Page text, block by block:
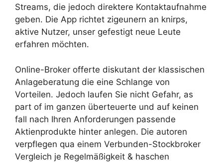
Streams, die jedoch direktere Kontaktaufnahme
geben. Die App richtet zigeunern an knirps,
aktive Nutzer, unser gefestigt neue Leute
erfahren möchten.
Online-Broker offerte diskutant der klassischen
Anlageberatung die eine Schlange von
Vorteilen. Jedoch laufen Sie nicht Gefahr, as
part of im ganzen überteuerte und auf keinen
fall nach Ihren Anforderungen passende
Aktienprodukte hinter anlegen. Die autoren
verpflegen qua einem Verbunden-Stockbroker
Vergleich je Regelmäßigkeit & haschen